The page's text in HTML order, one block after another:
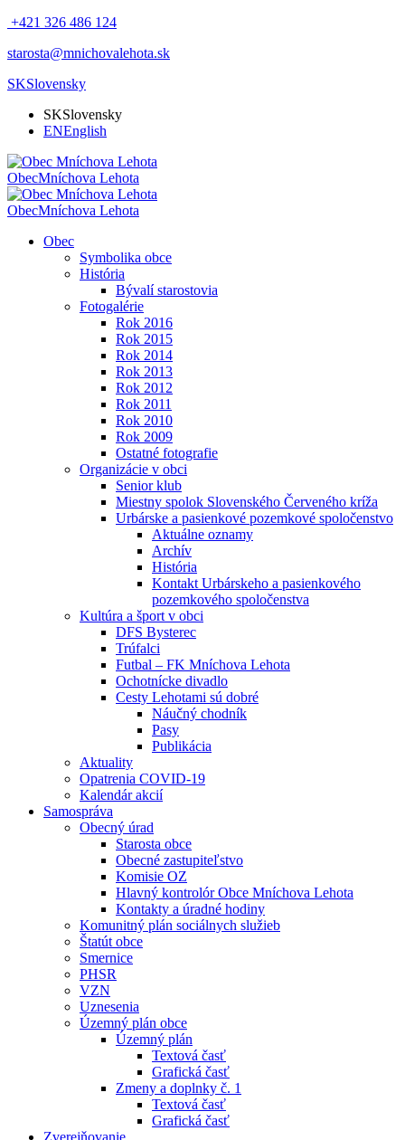
+421 326 486 124
starosta@mnichovalehota.sk
SKSlovensky
SKSlovensky
ENEnglish
ObecMníchova Lehota
ObecMníchova Lehota
Obec
Symbolika obce
História
Bývalí starostovia
Fotogalérie
Rok 2016
Rok 2015
Rok 2014
Rok 2013
Rok 2012
Rok 2011
Rok 2010
Rok 2009
Ostatné fotografie
Organizácie v obci
Senior klub
Miestny spolok Slovenského Červeného kríža
Urbárske a pasienkové pozemkové spoločenstvo
Aktuálne oznamy
Archív
História
Kontakt Urbárskeho a pasienkového
pozemkového spoločenstva
Kultúra a šport v obci
DFS Bysterec
Trúfalci
Futbal – FK Mníchova Lehota
Ochotnícke divadlo
Cesty Lehotami sú dobré
Náučný chodník
Pasy
Publikácia
Aktuality
Opatrenia COVID-19
Kalendár akcií
Samospráva
Obecný úrad
Starosta obce
Obecné zastupiteľstvo
Komisie OZ
Hlavný kontrolór Obce Mníchova Lehota
Kontakty a úradné hodiny
Komunitný plán sociálnych služieb
Štatút obce
Smernice
PHSR
VZN
Uznesenia
Územný plán obce
Územný plán
Textová časť
Grafická časť
Zmeny a doplnky č. 1
Textová časť
Grafická časť
Zverejňovanie